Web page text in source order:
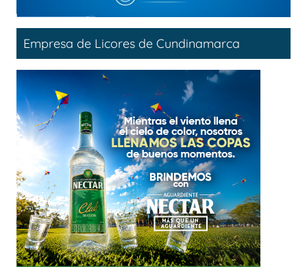
Empresa de Licores de Cundinamarca